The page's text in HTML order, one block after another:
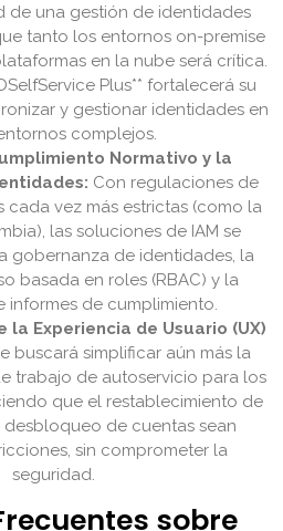
de una gestión de identidades
tanto los entornos on-premise
en la nube será crítica.
Plus** fortalecerá su
y gestionar identidades en
complejos.
Normativo y la
Con regulaciones de
vez más estrictas (como la
las soluciones de IAM se
gobernanza de identidades, la
basada en roles (RBAC) y la
informes de cumplimiento.
la Experiencia de Usuario (UX)
buscará simplificar aún más la
trabajo de autoservicio para los
que el restablecimiento de
desbloqueo de cuentas sean
sin comprometer la
seguridad.
sobre